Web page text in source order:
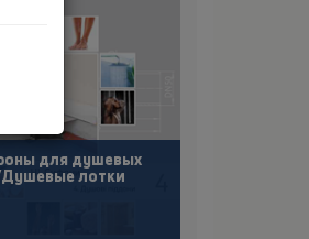
для душевых
лотки